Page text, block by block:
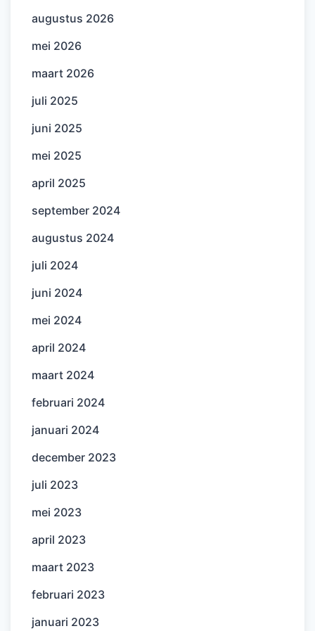
augustus 2026
mei 2026
maart 2026
juli 2025
juni 2025
mei 2025
april 2025
september 2024
augustus 2024
juli 2024
juni 2024
mei 2024
april 2024
maart 2024
februari 2024
januari 2024
december 2023
juli 2023
mei 2023
april 2023
maart 2023
februari 2023
januari 2023